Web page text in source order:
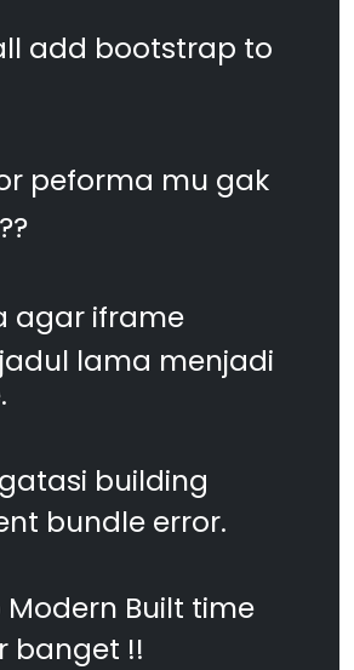
add bootstrap to
peforma mu gak
agar iframe
lama menjadi
building
bundle error.
Modern Built time
banget !!